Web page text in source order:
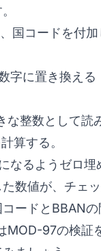
国コードを付加
字に置き換える
な整数として読
算する。
なるようゼロ埋
数値が、チェ
ードとBBANの
MOD-97の検証